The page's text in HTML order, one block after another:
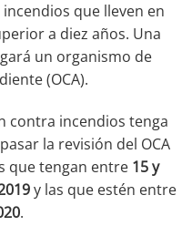
que lleven en
a diez años. Una
un organismo de
(OCA).
contra incendios tenga
la revisión del OCA
que tengan entre 15 y
y las que estén entre
.